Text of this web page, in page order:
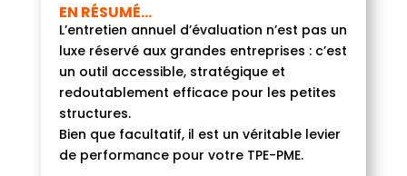
EN RÉSUMÉ…
L’entretien annuel d’évaluation n’est pas un
luxe réservé aux grandes entreprises : c’est
un outil accessible, stratégique et
redoutablement efficace pour les petites
structures.
Bien que facultatif, il est un véritable levier
de performance pour votre TPE-PME.